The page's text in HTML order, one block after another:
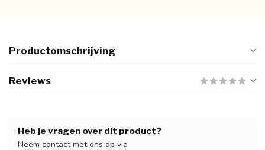
Productomschrijving
Reviews
Heb je vragen over dit product?
Neem contact met ons op via